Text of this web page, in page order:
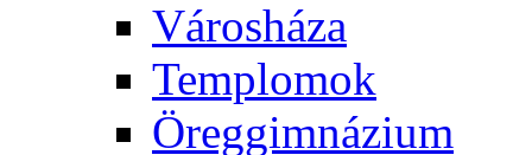
Városháza
Templomok
Öreggimnázium